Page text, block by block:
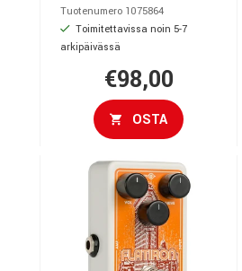
Tuotenumero 1075864
Toimitettavissa noin 5-7
arkipäivässä
€98,00
OSTA